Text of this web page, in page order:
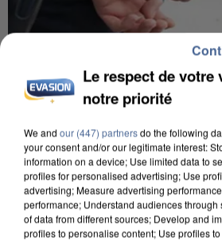
7 août 2026
Un second cadre de la DZ
Un cofondateur du réseau
quelques jours plus tôt.
Le respect de votre
notre priorité
We and our (447) partnersdo the following
your consent and/or our legitimate interest:
information on a device; Use limited data to
profiles for personalised advertising; Use
advertising; Measure advertising
performance; Understand audiences through
of data from different sources; Develop and
profiles to personalise content; Use profiles